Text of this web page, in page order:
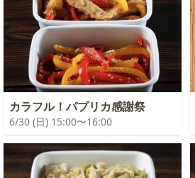
カラフル！パプリカ感謝祭
6/30 (日) 15:00〜16:00